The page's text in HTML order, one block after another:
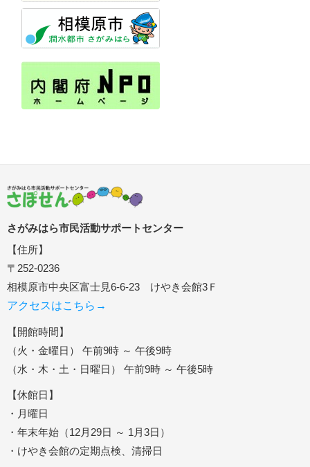
さがみはら市民活動サポートセンター
【住所】
〒252-0236
相模原市中央区富士見6-6-23 けやき会館3Ｆ
アクセスはこちら→
【開館時間】
（火・金曜日） 午前9時 ～ 午後9時
（水・木・土・日曜日） 午前9時 ～ 午後5時
【休館日】
・月曜日
・年末年始（12月29日 ～ 1月3日）
・けやき会館の定期点検、清掃日